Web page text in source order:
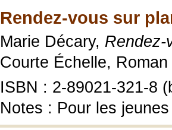
Rendez-vous sur
Marie Décary, Rendez-
Courte Échelle,
ISBN : 2-89021-321-8
Notes : Pour les jeunes